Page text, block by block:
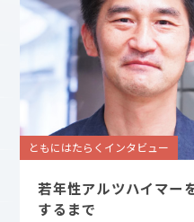
ともにはたらくインタビュー
若年性アルツハイマー
するまで